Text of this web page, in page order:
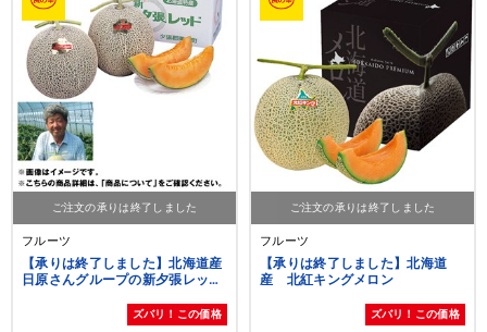
ご注文の承りは終了しました
フルーツ
【承りは終了しました】北海道産
日原さんグループの新夕張レッド
ズバリ！この価格
ご注文の承りは終了しました
フルーツ
【承りは終了しました】北海道
産 北紅キングメロン
ズバリ！この価格